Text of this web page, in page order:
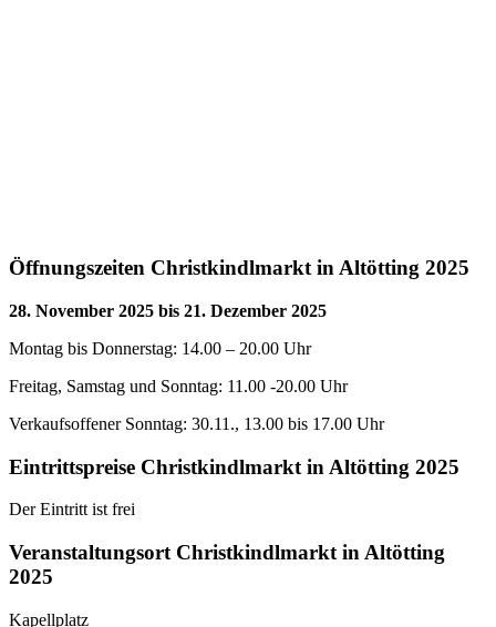
Öffnungszeiten Christkindlmarkt in Altötting 2025
28. November 2025 bis 21. Dezember 2025
Montag bis Donnerstag: 14.00 – 20.00 Uhr
Freitag, Samstag und Sonntag: 11.00 -20.00 Uhr
Verkaufsoffener Sonntag: 30.11., 13.00 bis 17.00 Uhr
Eintrittspreise Christkindlmarkt in Altötting 2025
Der Eintritt ist frei
Veranstaltungsort Christkindlmarkt in Altötting
2025
Kapellplatz